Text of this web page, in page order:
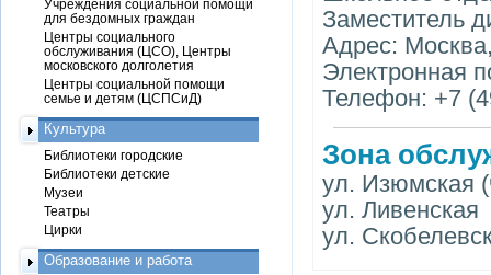
Заместитель
Адрес:
Электронная
Телефон: +7
Зона
ул. Изюмская
ул. Ливенская
ул.
Учреждения социальной помощи
для бездомных граждан
Центры социального
обслуживания (ЦСО), Центры
московского долголетия
Центры социальной помощи
семье и детям (ЦСПСиД)
Культура
Библиотеки городские
Библиотеки детские
Музеи
Театры
Цирки
Образование и работа